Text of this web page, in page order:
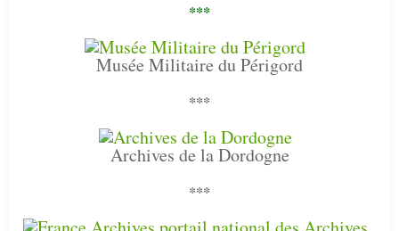
***
Musée Militaire du Périgord
***
Archives de la Dordogne
***